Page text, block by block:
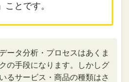
ことです。
ータ分析・プロセスはあくま
の手段になります。しかしグ
るサービス・商品の種類はさ